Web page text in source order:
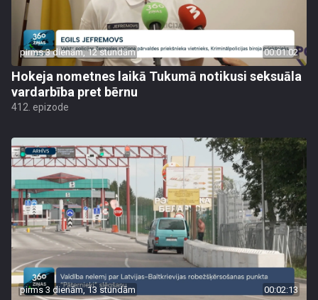
pirms 3 dienām, 12 stundām 00:01:02
Hokeja nometnes laikā Tukumā notikusi seksuāla
vardarbība pret bērnu
412. epizode
pirms 3 dienām, 13 stundām 00:02:13